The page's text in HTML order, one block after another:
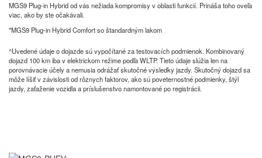
MGS9 Plug-in Hybrid od vás nežiada kompromisy v oblasti funkcií. Prináša toho oveľa
viac, ako by ste očakávali.
*MGS9 Plug-in Hybrid Comfort so štandardným lakom
^Uvedené údaje o dojazde sú vypočítané za testovacích podmienok. Kombinovaný
dojazd 100 km iba v elektrickom režime podľa WLTP. Tieto údaje slúžia len na
porovnávacie účely a nemusia odrážať skutočné výsledky jazdy. Skutočný dojazd sa
môže líšiť v závislosti od rôznych faktorov, ako sú poveternostné podmienky, štýl
jazdy, zaťaženie vozidla a príslušenstvo namontované po registrácii.